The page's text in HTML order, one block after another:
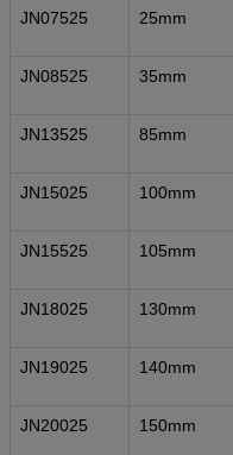
JN07525 25mm
JN08525 35mm
JN13525 85mm
JN15025 100mm
JN15525 105mm
JN18025 130mm
JN19025 140mm
JN20025 150mm